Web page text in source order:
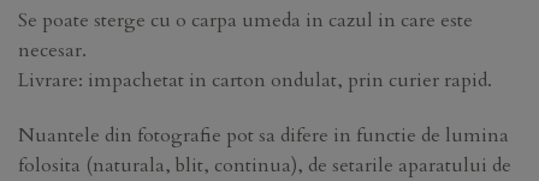
Se poate sterge cu o carpa umeda in cazul in care este
necesar.
Livrare: impachetat in carton ondulat, prin curier rapid.
Nuantele din fotografie pot sa difere in functie de lumina
folosita (naturala, blit, continua), de setarile aparatului de